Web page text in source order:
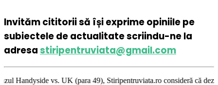
Invităm cititorii să își exprime opiniile pe
subiectele de actualitate scriindu-ne la
adresastiripentruviata@gmail.com
vs. UK (para 49), Stiripentruviata.ro consideră că dezbaterea